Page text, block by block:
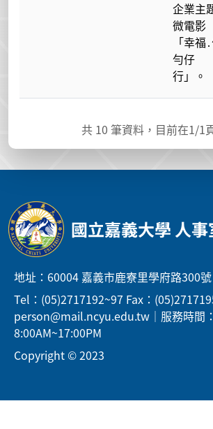
企業主
微電影
「幸福
勻仔
行」。
共 10 筆資料，目前在1/1
國立嘉義大學 人事
地址：60004 嘉義市鹿寮里學府路300號
Tel：(05)2717192~97 Fax：
person@mail.ncyu.edu.tw｜服務時間
8:00AM~17:00PM
Copyright © 2023